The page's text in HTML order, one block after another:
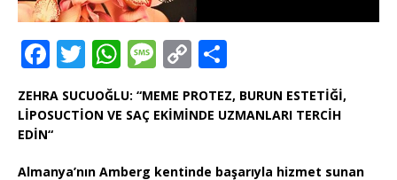
F
a
c
e
b
T
w
it
r
W
h
at
A
M
e
ss
g
C
o
p
Li
ei
le
ZEHRA SUCUOĞLU: “MEME PROTEZ, BURUN ESTETİĞİ,
LİPOSUCTİON VE SAÇ EKİMİNDE UZMANLARI TERCİH
EDİN“
Almanya’nın Amberg kentinde başarıyla hizmet sunan